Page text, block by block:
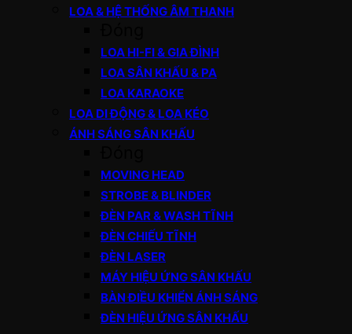
LOA & HỆ THỐNG ÂM THANH
LOA HI-FI & GIA ĐÌNH
LOA SÂN KHẤU & PA
LOA KARAOKE
LOA DI ĐỘNG & LOA KÉO
ÁNH SÁNG SÂN KHẤU
MOVING HEAD
STROBE & BLINDER
ĐÈN PAR & WASH TĨNH
ĐÈN CHIẾU TĨNH
ĐÈN LASER
MÁY HIỆU ỨNG SÂN KHẤU
BÀN ĐIỀU KHIỂN ÁNH SÁNG
ĐÈN HIỆU ỨNG SÂN KHẤU